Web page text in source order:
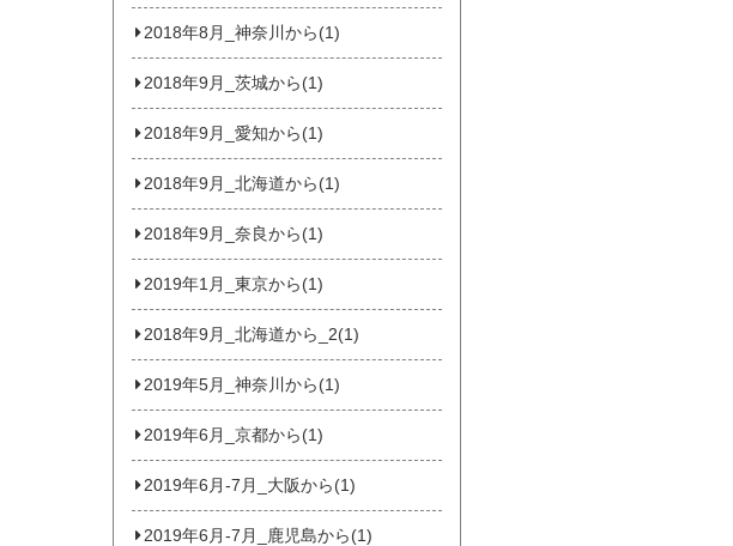
2018年8月_神奈川から(1)
2018年9月_茨城から(1)
2018年9月_愛知から(1)
2018年9月_北海道から(1)
2018年9月_奈良から(1)
2019年1月_東京から(1)
2018年9月_北海道から_2(1)
2019年5月_神奈川から(1)
2019年6月_京都から(1)
2019年6月-7月_大阪から(1)
2019年6月-7月_鹿児島から(1)